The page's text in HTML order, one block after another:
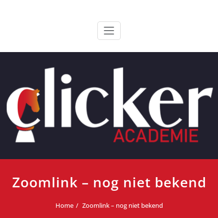
ClickerAcademie
Zoomlink – nog niet bekend
Home Zoomlink – nog niet bekend